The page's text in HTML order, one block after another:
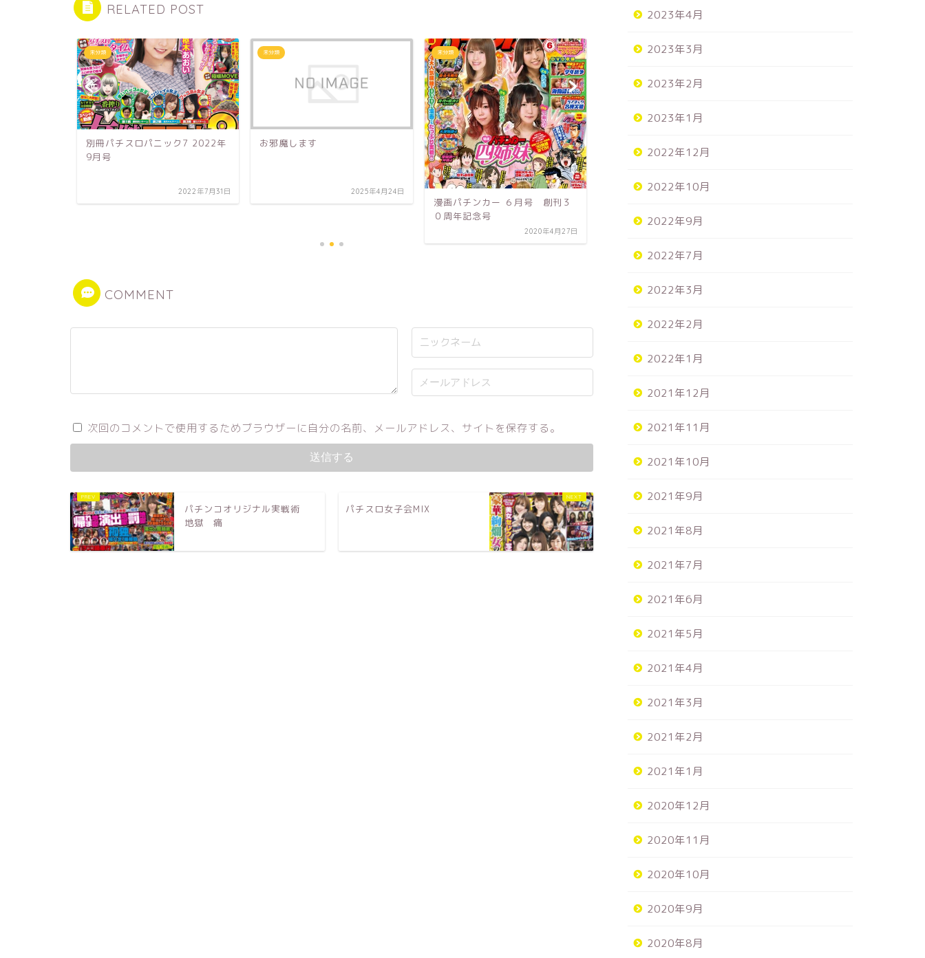
RELATED POST
未分類
別冊パチスロパニック7 2022年
9月号
2022年7月31日
未分類
お邪魔します
2025年4月24日
未分類
漫画パチンカー ６月号 創刊３
０周年記念号
2020年4月27日
2022年7月31日
COMMENT
次回のコメントで使用するためブラウザーに自分の名前、メールアドレス、サイトを保存する。
パチンコオリジナル実戦術
地獄 痛
パチスロ女子会MIX
2023年4月
2023年3月
2023年2月
2023年1月
2022年12月
2022年10月
2022年9月
2022年7月
2022年3月
2022年2月
2022年1月
2021年12月
2021年11月
2021年10月
2021年9月
2021年8月
2021年7月
2021年6月
2021年5月
2021年4月
2021年3月
2021年2月
2021年1月
2020年12月
2020年11月
2020年10月
2020年9月
2020年8月